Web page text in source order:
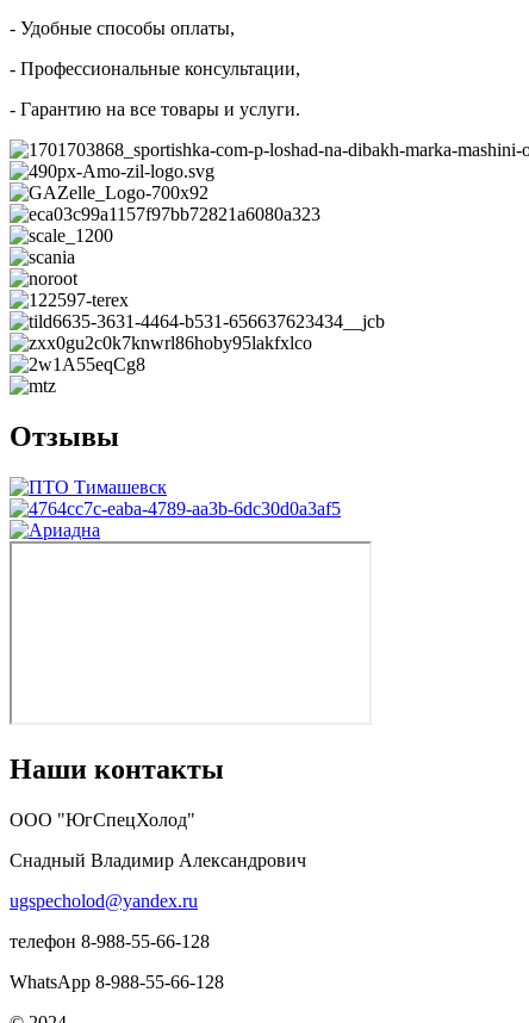
- Удобные способы оплаты,
- Профессиональные консультации,
- Гарантию на все товары и услуги.
Отзывы
Наши контакты
ООО "ЮгСпецХолод"
Снадный Владимир Александрович
ugspecholod@yandex.ru
телефон 8-988-55-66-128
WhatsApp 8-988-55-66-128